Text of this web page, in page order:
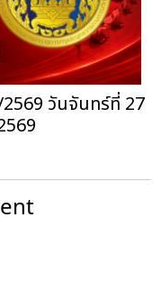
วันจันทร์ที่ 27